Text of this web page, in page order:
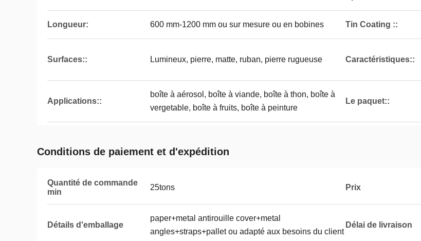
Longueur: 600 mm-1200 mm ou sur mesure ou en bobines Tin Coating ::
Surfaces:: Lumineux, pierre, matte, ruban, pierre rugueuse Caractéristiques::
Applications::
boîte à aérosol, boîte à viande, boîte à thon, boîte à
vergetable, boîte à fruits, boîte à peinture
Le paquet::
Conditions de paiement et d'expédition
Quantité de commande
min
25tons Prix
Détails d'emballage
paper+metal antirouille cover+metal
angles+straps+pallet ou adapté aux besoins du client
Délai de livraison